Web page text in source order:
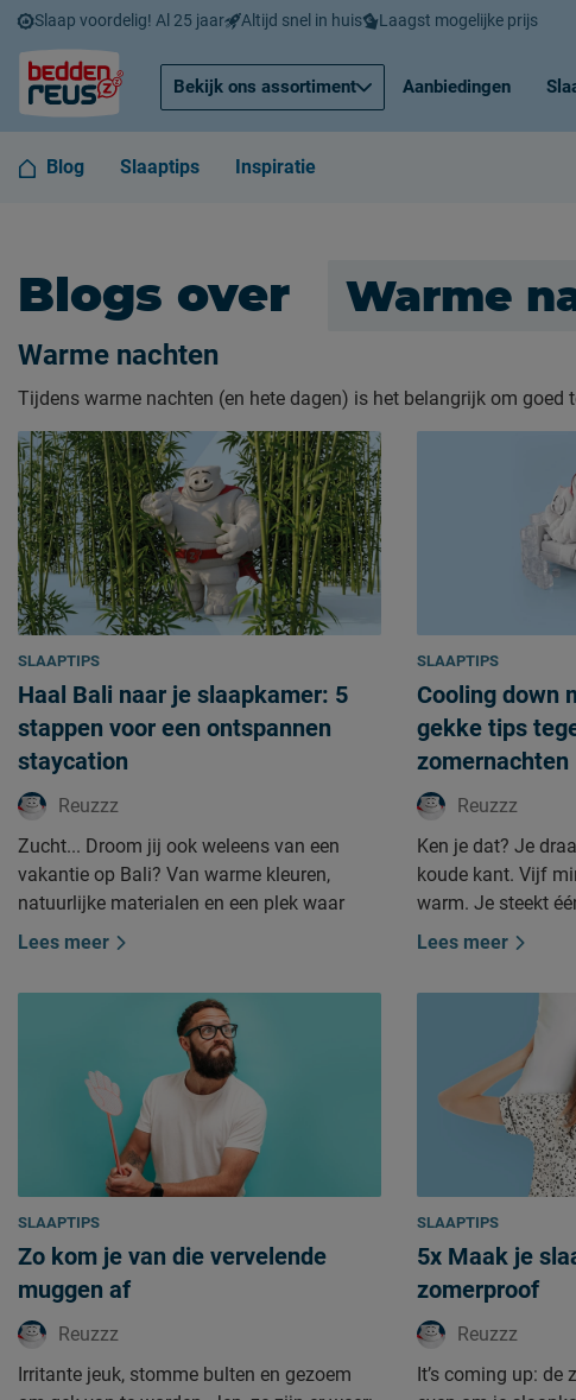
Slaap voordelig! Al 25 jaar Altijd snel in huis Laagst mogelijke prijs
Bekijk ons assortiment Aanbiedingen
Blog Slaaptips Inspiratie
Blogs over Warme
Warme nachten
Tijdens warme nachten (en hete dagen) is het belangrijk om
SLAAPTIPS
Haal Bali naar je slaapkamer: 5
stappen voor een ontspannen
staycation
Reuzzz
Zucht... Droom jij ook weleens van een
vakantie op Bali? Van warme kleuren,
natuurlijke materialen en een plek waar
alles nét even langzamer lijkt te gaan. Goed
helemaal niet in het vliegtuig te stappen. Ik
ben De Reuzzz en ik weet als geen ander
hoe fijn het is om een plek te hebben waar
je helemaal tot rust komt. Ik help je graag
om van jouw slaapkamer een knusse plek
te maken waar je elke avond een beetje op
vakantie bent. Bekijk snel deze 5 stappen.
Lees meer
SLAAPTIPS
Cooling down
gekke tips
zomernachten
Reuzzz
Ken je dat? Je
koude kant. Vijf
warm. Je steekt
dekbed, maar
dekens en
ben ik dol op
tijdens tropische
goed dat jij juist
Daarom deel ik
zomerhacks.
gek. Maar geloof
Lees meer
SLAAPTIPS
Zo kom je van die vervelende
muggen af
Reuzzz
Irritante jeuk, stomme bulten en gezoem
SLAAPTIPS
5x Maak je
zomerproof
Reuzzz
It’s coming up: de